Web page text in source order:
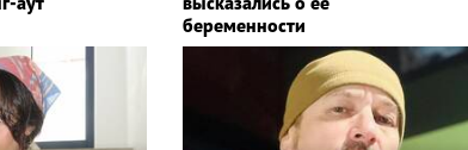
беременности